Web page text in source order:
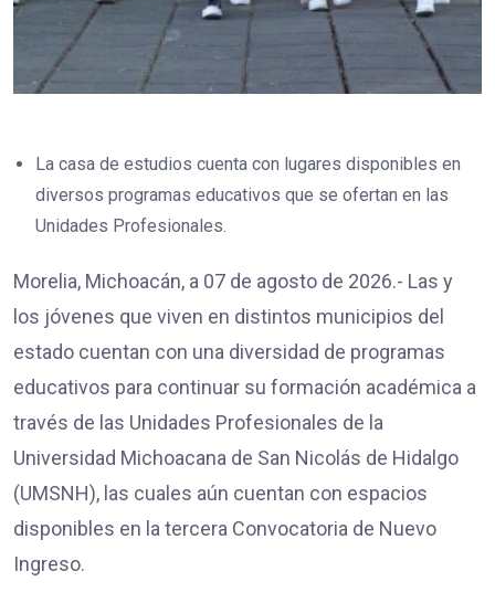
La casa de estudios cuenta con lugares disponibles en
diversos programas educativos que se ofertan en las
Unidades Profesionales.
Morelia, Michoacán, a 07 de agosto de 2026.- Las y
los jóvenes que viven en distintos municipios del
estado cuentan con una diversidad de programas
educativos para continuar su formación académica a
través de las Unidades Profesionales de la
Universidad Michoacana de San Nicolás de Hidalgo
(UMSNH), las cuales aún cuentan con espacios
disponibles en la tercera Convocatoria de Nuevo
Ingreso.